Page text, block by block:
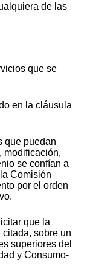
de las
que se
en la cláusula
que puedan
modificación,
se confían a
Comisión
por el orden
que la
sobre un
superiores del
y Consumo-